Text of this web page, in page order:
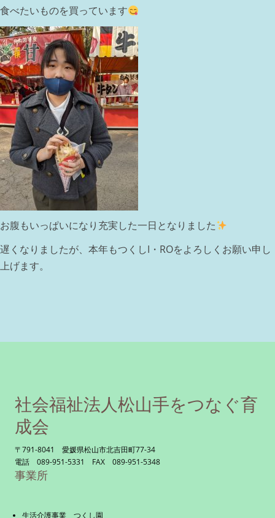
食べたいものを買っています
お腹もいっぱいになり充実した一日となりました
遅くなりましたが、本年もつくしI・ROをよろしくお願い申し
上げます。
社会福祉法人松山手をつなぐ育
成会
〒791-8041 愛媛県松山市北吉田町77-34
電話 089-951-5331 FAX 089-951-5348
事業所
生活介護事業 つくし園